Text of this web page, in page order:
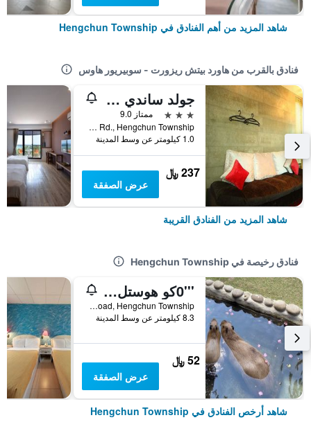
شاهد المزيد من أهم الفنادق في Hengchun Township
فنادق بالقرب من هاورد بيتش ريزورت - سوبيريور هاوس
جولد ساندي بيتش هوتل
3 نجوم
ممتاز 9.0
No.33-5, Tonghai Lane., Kending Rd., Hengchun Township, تايوان
1.0 كيلومتر عن وسط المدينة
237 ﷼
عرض الصفقة
شاهد المزيد من الفنادق القريبة
فنادق رخيصة في Hengchun Township
'''0كو هوستل 4 4444
No. 195, Kenting Road, Hengchun Township, تايوان
8.3 كيلومتر عن وسط المدينة
52 ﷼
عرض الصفقة
شاهد أرخص الفنادق في Hengchun Township